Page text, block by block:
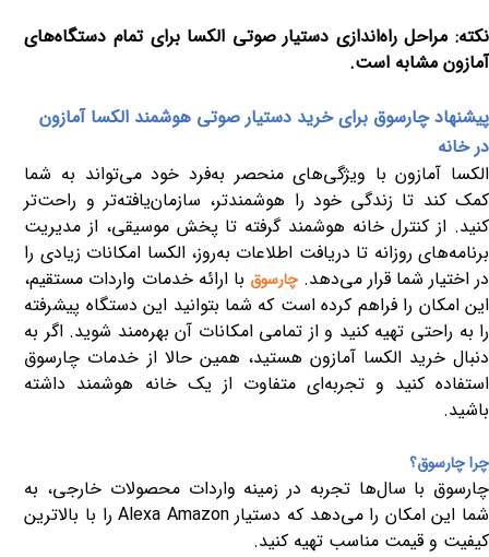
نکته: مراحل راه‌اندازی دستیار صوتی الکسا برای تمام دستگاه‌های
آمازون مشابه است.
پیشنهاد چارسوق برای خرید دستیار صوتی هوشمند الکسا آمازون
در خانه
الکسا آمازون با ویژگی‌های منحصر به‌فرد خود می‌تواند به شما
کمک کند تا زندگی خود را هوشمندتر، سازمان‌یافته‌تر و راحت‌تر
کنید. از کنترل خانه هوشمند گرفته تا پخش موسیقی، از مدیریت
برنامه‌های روزانه تا دریافت اطلاعات به‌روز، الکسا امکانات زیادی را
در اختیار شما قرار می‌دهد.چارسوق با ارائه خدمات واردات مستقیم،
این امکان را فراهم کرده است که شما بتوانید این دستگاه پیشرفته
را به راحتی تهیه کنید و از تمامی امکانات آن بهره‌مند شوید. اگر به
دنبال خرید الکسا آمازون هستید، همین حالا از خدمات چارسوق
استفاده کنید و تجربه‌ای متفاوت از یک خانه هوشمند داشته
باشید.
چرا چارسوق؟
چارسوق با سال‌ها تجربه در زمینه واردات محصولات خارجی، به
شما این امکان را می‌دهد که دستیارAlexa Amazonرا با بالاترین
کیفیت و قیمت مناسب تهیه کنید.